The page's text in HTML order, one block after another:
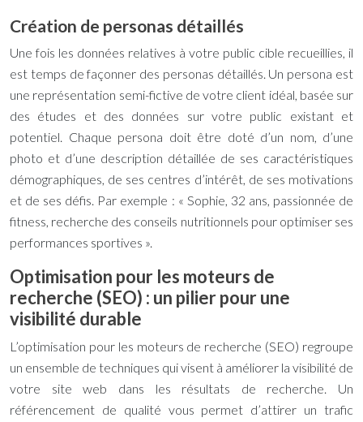
Création de personas détaillés
Une fois les données relatives à votre public cible recueillies, il
est temps de façonner des personas détaillés. Un persona est
une représentation semi-fictive de votre client idéal, basée sur
des études et des données sur votre public existant et
potentiel. Chaque persona doit être doté d’un nom, d’une
photo et d’une description détaillée de ses caractéristiques
démographiques, de ses centres d’intérêt, de ses motivations
et de ses défis. Par exemple : « Sophie, 32 ans, passionnée de
fitness, recherche des conseils nutritionnels pour optimiser ses
performances sportives ».
Optimisation pour les moteurs de
recherche (SEO) : un pilier pour une
visibilité durable
L’optimisation pour les moteurs de recherche (SEO) regroupe
un ensemble de techniques qui visent à améliorer la visibilité de
votre site web dans les résultats de recherche. Un
référencement de qualité vous permet d’attirer un trafic